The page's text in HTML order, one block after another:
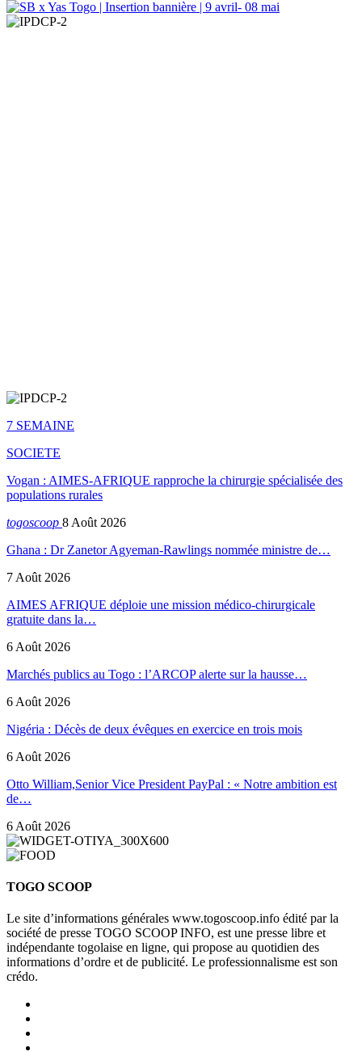
7 SEMAINE
SOCIETE
Vogan : AIMES-AFRIQUE rapproche la chirurgie spécialisée des
populations rurales
togoscoop 8 Août 2026
Ghana : Dr Zanetor Agyeman-Rawlings nommée ministre de…
7 Août 2026
AIMES AFRIQUE déploie une mission médico-chirurgicale
gratuite dans la…
6 Août 2026
Marchés publics au Togo : l’ARCOP alerte sur la hausse…
6 Août 2026
Nigéria : Décès de deux évêques en exercice en trois mois
6 Août 2026
Otto William,Senior Vice President PayPal : « Notre ambition est
de…
6 Août 2026
TOGO SCOOP
Le site d’informations générales www.togoscoop.info édité par la
société de presse TOGO SCOOP INFO, est une presse libre et
indépendante togolaise en ligne, qui propose au quotidien des
informations d’ordre et de publicité. Le professionnalisme est son
crédo.